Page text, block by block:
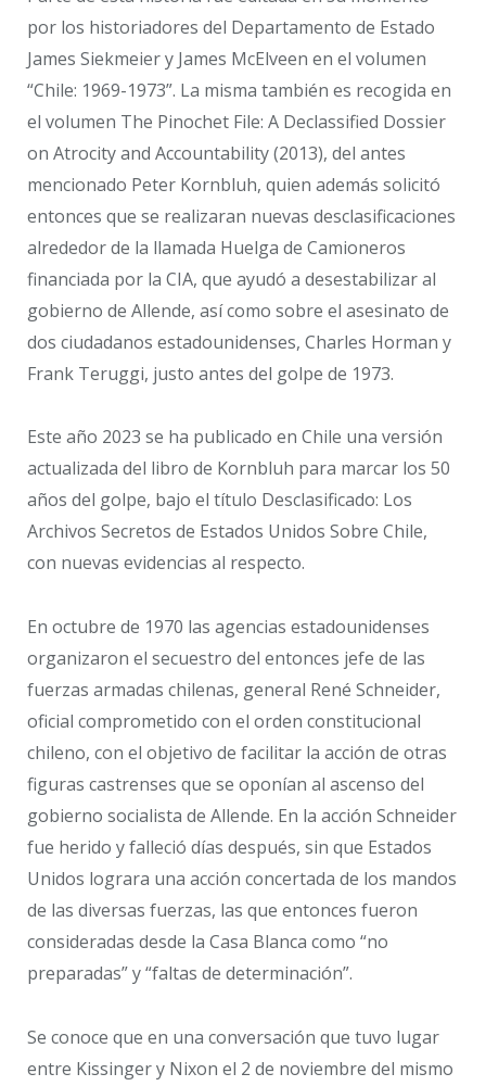
por los historiadores del Departamento de Estado
James Siekmeier y James McElveen en el volumen
“Chile: 1969-1973”. La misma también es recogida en
el volumen The Pinochet File: A Declassified Dossier
on Atrocity and Accountability (2013), del antes
mencionado Peter Kornbluh, quien además solicitó
entonces que se realizaran nuevas desclasificaciones
alrededor de la llamada Huelga de Camioneros
financiada por la CIA, que ayudó a desestabilizar al
gobierno de Allende, así como sobre el asesinato de
dos ciudadanos estadounidenses, Charles Horman y
Frank Teruggi, justo antes del golpe de 1973.
Este año 2023 se ha publicado en Chile una versión
actualizada del libro de Kornbluh para marcar los 50
años del golpe, bajo el título Desclasificado: Los
Archivos Secretos de Estados Unidos Sobre Chile,
con nuevas evidencias al respecto.
En octubre de 1970 las agencias estadounidenses
organizaron el secuestro del entonces jefe de las
fuerzas armadas chilenas, general René Schneider,
oficial comprometido con el orden constitucional
chileno, con el objetivo de facilitar la acción de otras
figuras castrenses que se oponían al ascenso del
gobierno socialista de Allende. En la acción Schneider
fue herido y falleció días después, sin que Estados
Unidos lograra una acción concertada de los mandos
de las diversas fuerzas, las que entonces fueron
consideradas desde la Casa Blanca como “no
preparadas” y “faltas de determinación”.
Se conoce que en una conversación que tuvo lugar
entre Kissinger y Nixon el 2 de noviembre del mismo